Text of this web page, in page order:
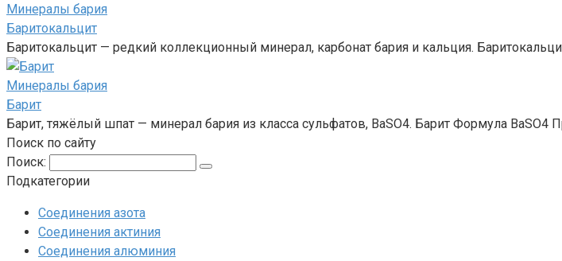
Минералы бария‎
Баритокальцит
Баритокальцит — редкий коллекционный минерал, карбонат бария и кальция.
Минералы бария‎
Барит
Барит, тяжёлый шпат — минерал бария из класса сульфатов, BaSO4. Барит Формула BaSO4
Поиск по сайту
Поиск:
Подкатегории
Соединения азота
Соединения актиния
Соединения алюминия‎